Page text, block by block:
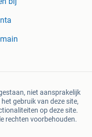
niet aansprakelijk
gebruik van deze site,
op deze site.
rechten voorbehouden.